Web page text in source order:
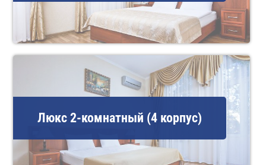
Люкс 2-комнатный (4 корпус)